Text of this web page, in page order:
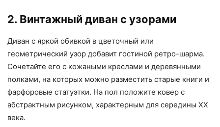
2. Винтажный диван с узорами
Диван с яркой обивкой в цветочный или
геометрический узор добавит гостиной ретро-шарма.
Сочетайте его с кожаными креслами и деревянными
полками, на которых можно разместить старые книги и
фарфоровые статуэтки. На пол положите ковер с
абстрактным рисунком, характерным для середины XX
века.